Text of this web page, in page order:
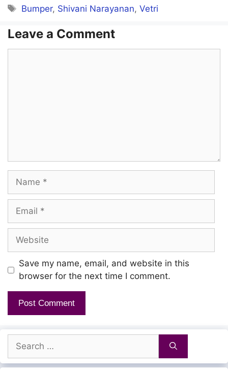
Thiyaagiyarin veettil enna irukku
Perarivin mannan enraalum
Maanudaththin thozhan aanaalum
Kaasu kurainthaal thesu kuraiyum
Komanamum pagaiyaakum
Thevaigal theeraathe
Paiththiyam neethaane
Tags
Bumper, Shivani Narayanan,Vetri
Leave a Comment
Name
Email
Website
Save my name, email, and website in this
browser for the next time I comment.
Search
for: